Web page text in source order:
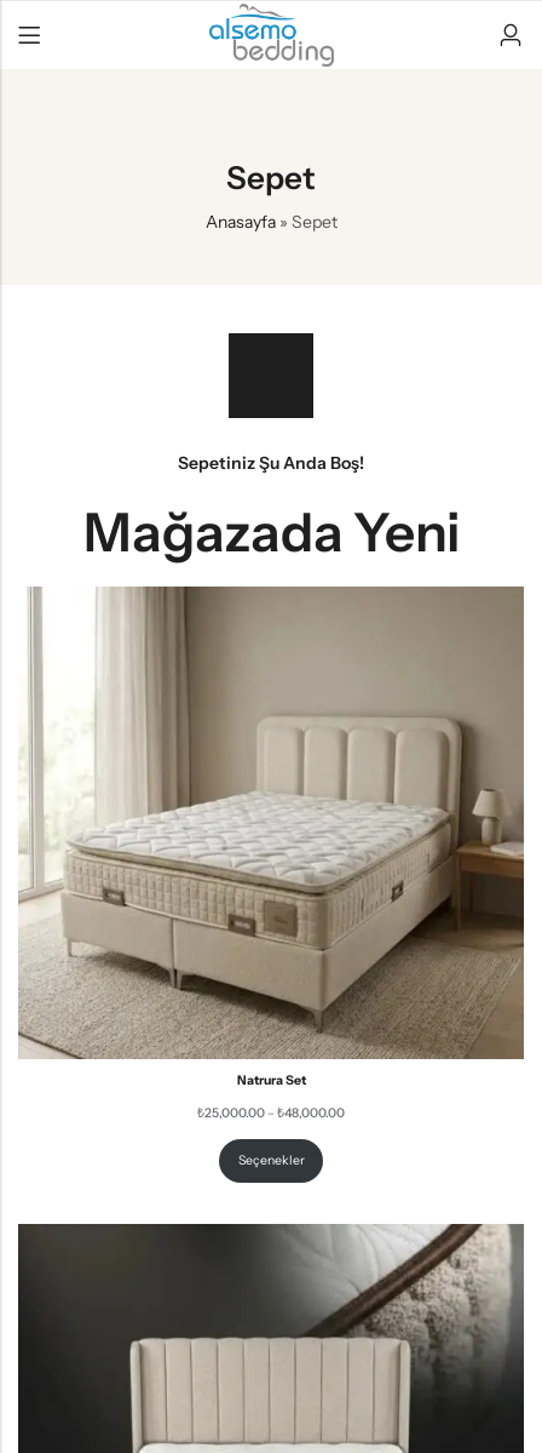
Sepet
Anasayfa» Sepet
Sepetiniz Şu Anda Boş!
Mağazada Yeni
Natrura Set
₺25,000.00 –₺48,000.00
Seçenekler